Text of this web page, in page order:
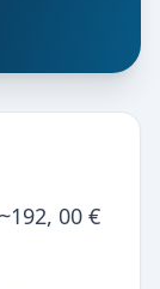
00 €